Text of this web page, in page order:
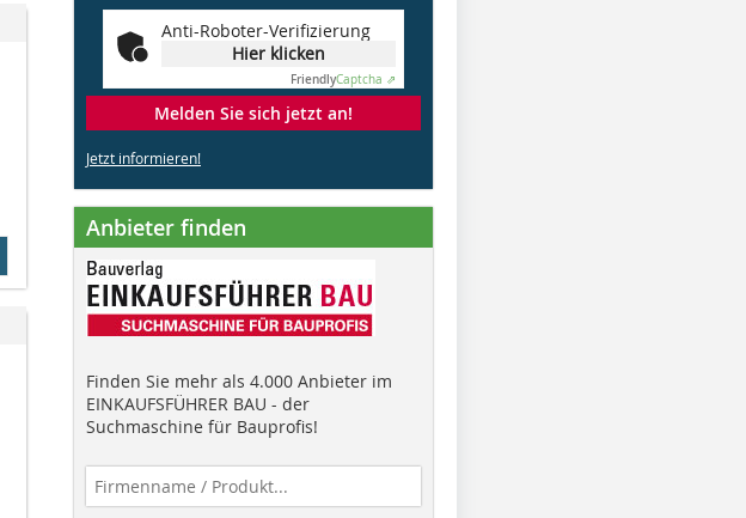
Anti-Roboter-Verifizierung
Hier klicken
FriendlyCaptcha ⇗
Melden Sie sich jetzt an!
Jetzt informieren!
Anbieter finden
Finden Sie mehr als 4.000 Anbieter im
EINKAUFSFÜHRER BAU - der
Suchmaschine für Bauprofis!